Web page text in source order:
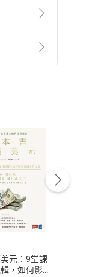
供之數位
若訂購後
/ 退
單
元：9堂課
，如何影響